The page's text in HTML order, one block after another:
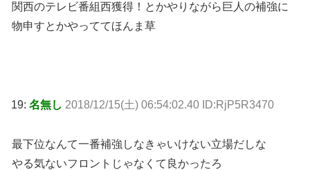
関西のテレビ番組西獲得！とかやりながら巨人の補強に
物申すとかやっててほんま草
19: 名無し 2018/12/15(土) 06:54:02.40 ID:RjP5R3470
最下位なんて一番補強しなきゃいけない立場だしな
やる気ないフロントじゃなくて良かったろ